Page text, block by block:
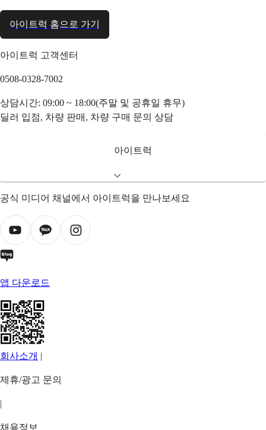
아이트럭 홈으로 가기
아이트럭 고객센터
0508-0328-7002
상담시간: 09:00 ~ 18:00(주말 및 공휴일 휴무)
딜러 입점, 차량 판매, 차량 구매 문의 상담
아이트럭
공식 미디어 채널에서 아이트럭을 만나보세요
앱 다운로드
회사소개 |
제휴/광고 문의
|
채용정보